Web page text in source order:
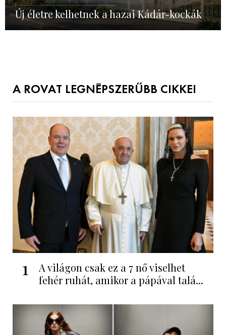
Új életre kelhetnek a hazai Kádár-kockák
A ROVAT LEGNÉPSZERŰBB CIKKEI
1
A világon csak ez a 7 nő viselhet
fehér ruhát, amikor a pápával talá...